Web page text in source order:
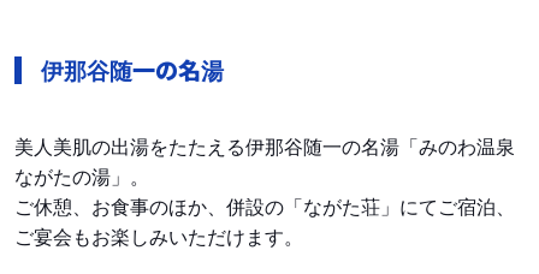
伊那谷随一の名湯
美人美肌の出湯をたたえる伊那谷随一の名湯「みのわ温泉
ながたの湯」。
ご休憩、お食事のほか、併設の「ながた荘」にてご宿泊、
ご宴会もお楽しみいただけます。